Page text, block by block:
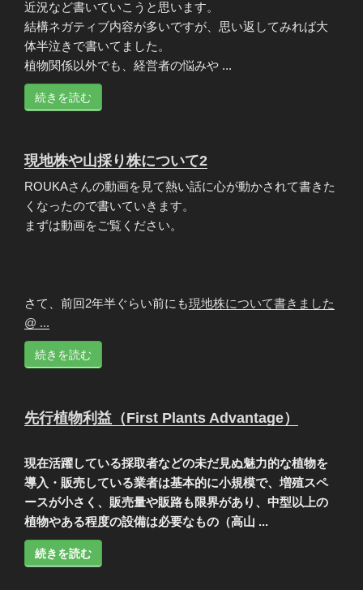
近況など書いていこうと思います。
結構ネガティブ内容が多いですが、思い返してみれば大
体半泣きで書いてました。
植物関係以外でも、経営者の悩みや ...
続きを読む
現地株や山採り株について2
ROUKAさんの動画を見て熱い話に心が動かされて書きた
くなったので書いていきます。
まずは動画をご覧ください。
さて、前回2年半ぐらい前にも現地株について書きました
@ ...
続きを読む
先行植物利益（First Plants Advantage）
現在活躍している採取者などの未だ見ぬ魅力的な植物を
導入・販売している業者は基本的に小規模で、増殖スペ
ースが小さく、販売量や販路も限界があり、中型以上の
植物やある程度の設備は必要なもの（高山 ...
続きを読む